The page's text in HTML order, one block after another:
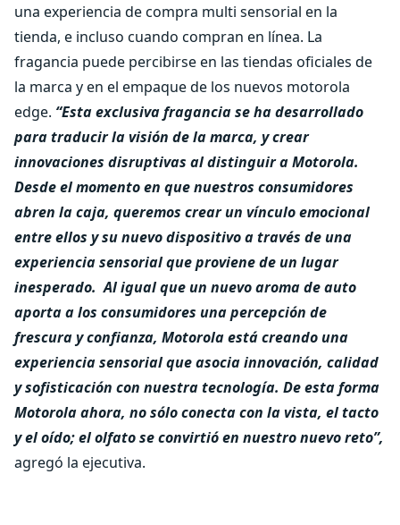
una experiencia de compra multi sensorial en la
tienda, e incluso cuando compran en línea. La
fragancia puede percibirse en las tiendas oficiales de
la marca y en el empaque de los nuevos motorola
edge. “Esta exclusiva fragancia se ha desarrollado
para traducir la visión de la marca, y crear
innovaciones disruptivas al distinguir a Motorola.
Desde el momento en que nuestros consumidores
abren la caja, queremos crear un vínculo emocional
entre ellos y su nuevo dispositivo a través de una
experiencia sensorial que proviene de un lugar
inesperado. Al igual que un nuevo aroma de auto
aporta a los consumidores una percepción de
frescura y confianza, Motorola está creando una
experiencia sensorial que asocia innovación, calidad
y sofisticación con nuestra tecnología. De esta forma
Motorola ahora, no sólo conecta con la vista, el tacto
y el oído; el olfato se convirtió en nuestro nuevo reto”,
agregó la ejecutiva.